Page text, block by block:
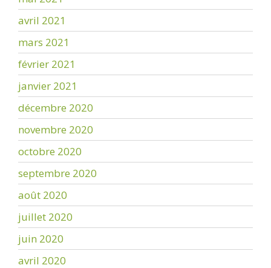
avril 2021
mars 2021
février 2021
janvier 2021
décembre 2020
novembre 2020
octobre 2020
septembre 2020
août 2020
juillet 2020
juin 2020
avril 2020